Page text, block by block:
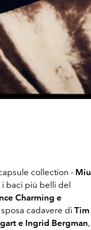
collection - Miu
baci più belli del
Charming e
cadavere di Tim
e Ingrid Bergman,